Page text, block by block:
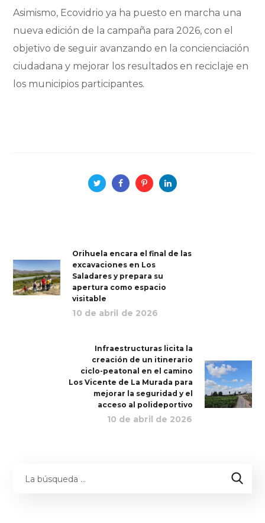
Asimismo, Ecovidrio ya ha puesto en marcha una
nueva edición de la campaña para 2026, con el
objetivo de seguir avanzando en la concienciación
ciudadana y mejorar los resultados en reciclaje en
los municipios participantes.
Orihuela encara el final de las
excavaciones en Los
Saladares y prepara su
apertura como espacio
visitable
10 de abril de 2026
Infraestructuras licita la
creación de un itinerario
ciclo-peatonal en el camino
Los Vicente de La Murada para
mejorar la seguridad y el
acceso al polideportivo
10 de abril de 2026